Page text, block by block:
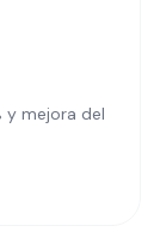
y mejora del